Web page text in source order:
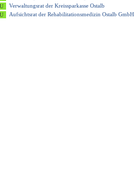
Verwaltungsrat der Kreissparkasse Ostalb
Aufsichtsrat der Rehabilitationsmedizin Ostalb GmbH